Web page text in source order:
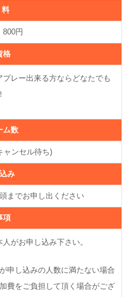
料
800円
格
レー出来る方ならどなたでも
ム数
ャンセル待ち)
み
までお申し出ください
項
がお申し込み下さい。
申し込みの人数に満たない場合
費をご負担して頂く場合がござ